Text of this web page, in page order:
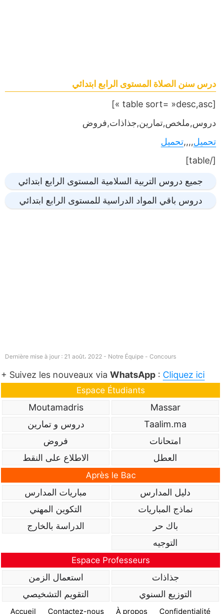
درس سنن الصلاة المستوى الرابع ابتدائي
[table sort= »desc,asc »]
دروس,ملخص,تمارين,جذاذات,فروض
تحميل,,,,تحميل
[/table]
جميع دروس التربية السلامية المستوى الرابع ابتدائي
دروس باقي المواد الدراسية للمستوى الرابع ابتدائي
Dernière mise à jour : 21 août، 2022 - Notre Équipe - Concours
+ Suivez les nouveaux via WhatsApp : Cliquez ici
Espace Étudiants
Massar
Moutamadris
Taalim.ma
دروس و تمارين
امتحانات
فروض
العطل
الاطلاع على النقط
Après le Bac
دليل المدارس
مباريات المدارس
نماذج المباريات
التكوين المهني
باك حر
الدراسة بالخارج
التوجيه
Espace Professeurs
جذاذات
استعمال الزمن
التوزيع السنوي
التقويم التشخيصي
Accueil Contactez-nous À propos Confidentialité